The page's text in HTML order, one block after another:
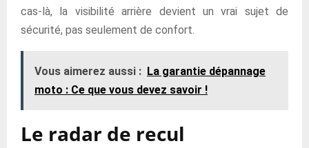
cas-là, la visibilité arrière devient un vrai sujet de
sécurité, pas seulement de confort.
Vous aimerez aussi : La garantie dépannage
moto : Ce que vous devez savoir !
Le radar de recul